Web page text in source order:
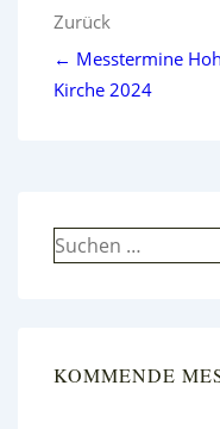
Zurück
← Messtermine
Kirche 2024
Suchen
KOMMENDE